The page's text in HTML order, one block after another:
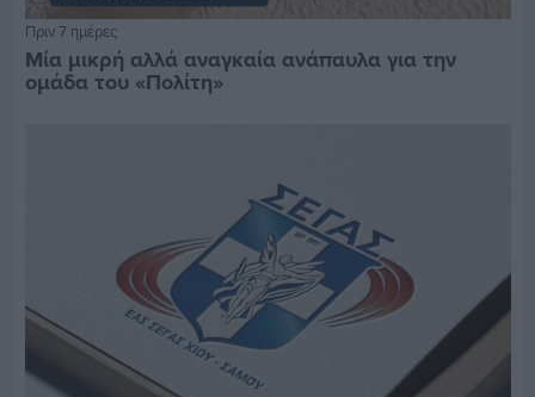
Πριν 7 ημέρες
Μία μικρή αλλά αναγκαία ανάπαυλα για την
ομάδα του «Πολίτη»